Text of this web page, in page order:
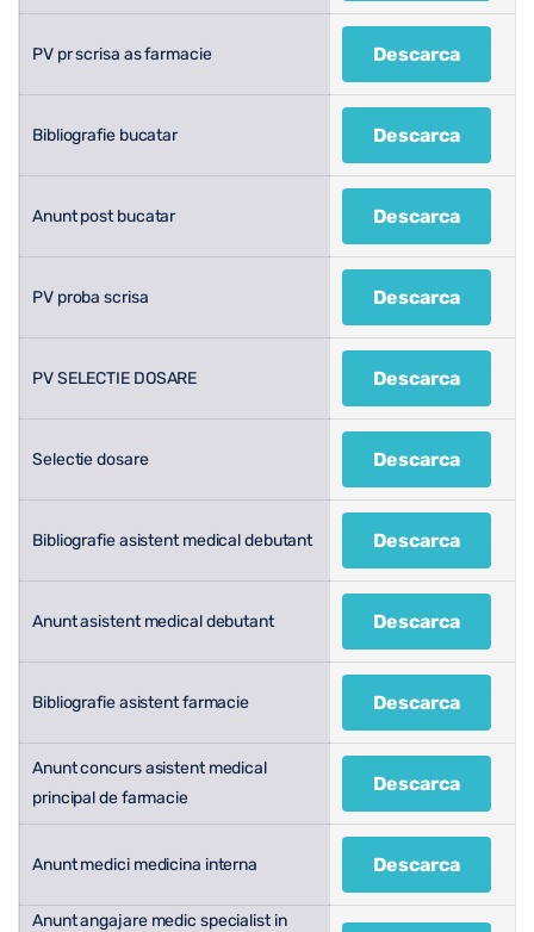
PV pr scrisa as farmacie Descarca
Bibliografie bucatar Descarca
Anunt post bucatar Descarca
PV proba scrisa Descarca
PV SELECTIE DOSARE Descarca
Selectie dosare Descarca
Bibliografie asistent medical debutant Descarca
Anunt asistent medical debutant Descarca
Bibliografie asistent farmacie Descarca
Anunt concurs asistent medical
principal de farmacie
Descarca
Anunt medici medicina interna Descarca
Anunt angajare medic specialist in